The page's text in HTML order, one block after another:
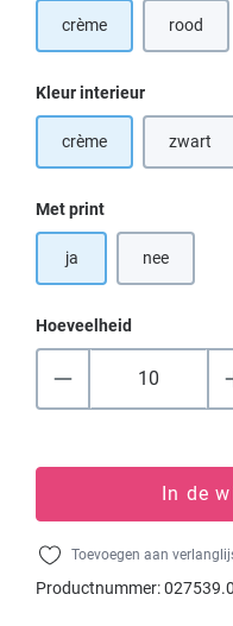
crème rood(Deze
Selecteer
Kleur interieur
crème zwart(Deze
Selecteer
Met print
ja nee
Hoeveelheid
In de
Toevoegen aan
Productnummer: